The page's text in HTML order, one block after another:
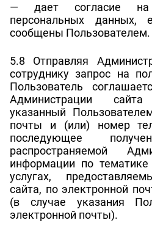
— дает согласие на
персональных данных,
сообщены Пользователем.
5.8 Отправляя
сотруднику запрос на
Пользователь
Администрации
указанный
почты и (или) номер
последующее
распространяемой
информации по
услугах,
сайта, по электронной
(в случае указания
электронной почты).